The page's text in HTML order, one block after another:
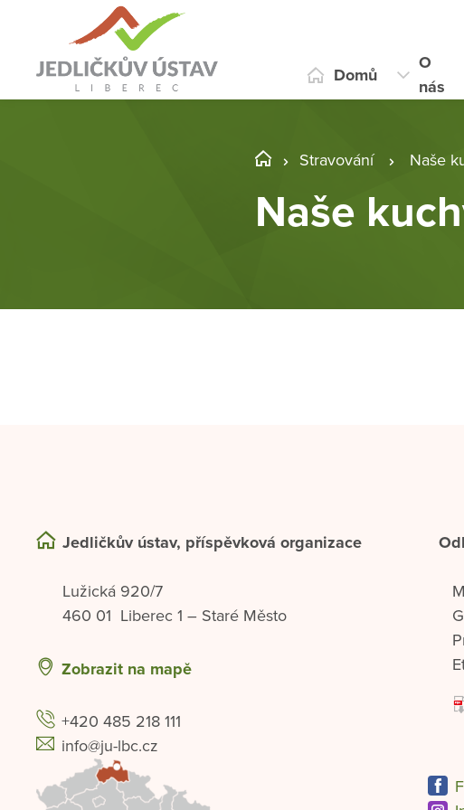
Domů
O
nás
Stravování Naše
Naše
Jedličkův ústav, příspěvková organizace
Lužická 920/7
460 01 Liberec 1 – Staré Město
Zobrazit na mapě
+420 485 218 111
info@ju-lbc.cz